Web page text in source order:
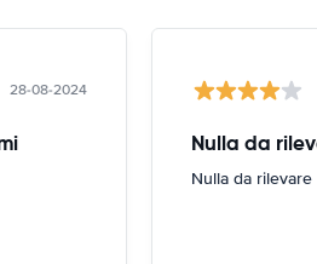
28-08-2024
Nulla da
Nulla da rilevare